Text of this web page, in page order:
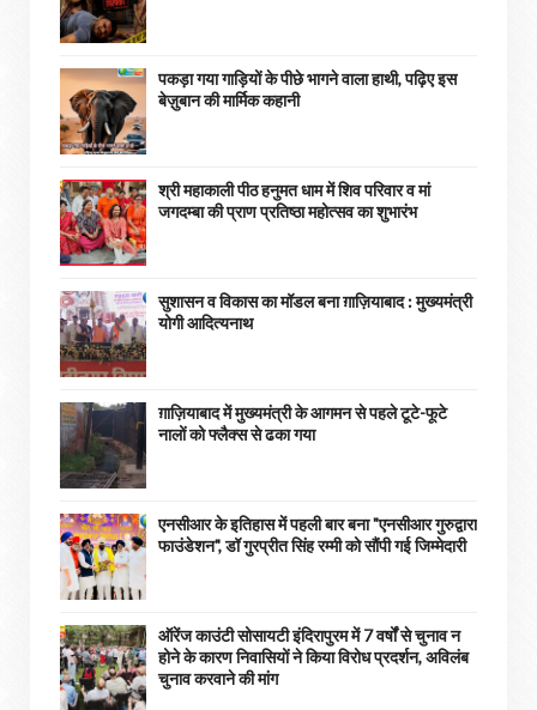
पकड़ा गया गाड़ियों के पीछे भागने वाला हाथी, पढ़िए इस
बेज़ुबान की मार्मिक कहानी
श्री महाकाली पीठ हनुमत धाम में शिव परिवार व मां
जगदम्बा की प्राण प्रतिष्ठा महोत्सव का शुभारंभ
सुशासन व विकास का मॉडल बना ग़ाज़ियाबाद : ​मुख्यमंत्री
योगी आदित्यनाथ
ग़ाज़ियाबाद में मुख्यमंत्री के आगमन से पहले टूटे-फूटे
नालों को फ्लैक्स से ढका गया
एनसीआर के इतिहास में पहली बार बना "एनसीआर गुरुद्वारा
फाउंडेशन", डॉ गुरप्रीत सिंह रम्मी को सौंपी गई जिम्मेदारी
ऑरेंज काउंटी सोसायटी इंदिरापुरम में 7 वर्षों से चुनाव न
होने के कारण निवासियों ने किया विरोध प्रदर्शन, अविलंब
चुनाव करवाने की मांग